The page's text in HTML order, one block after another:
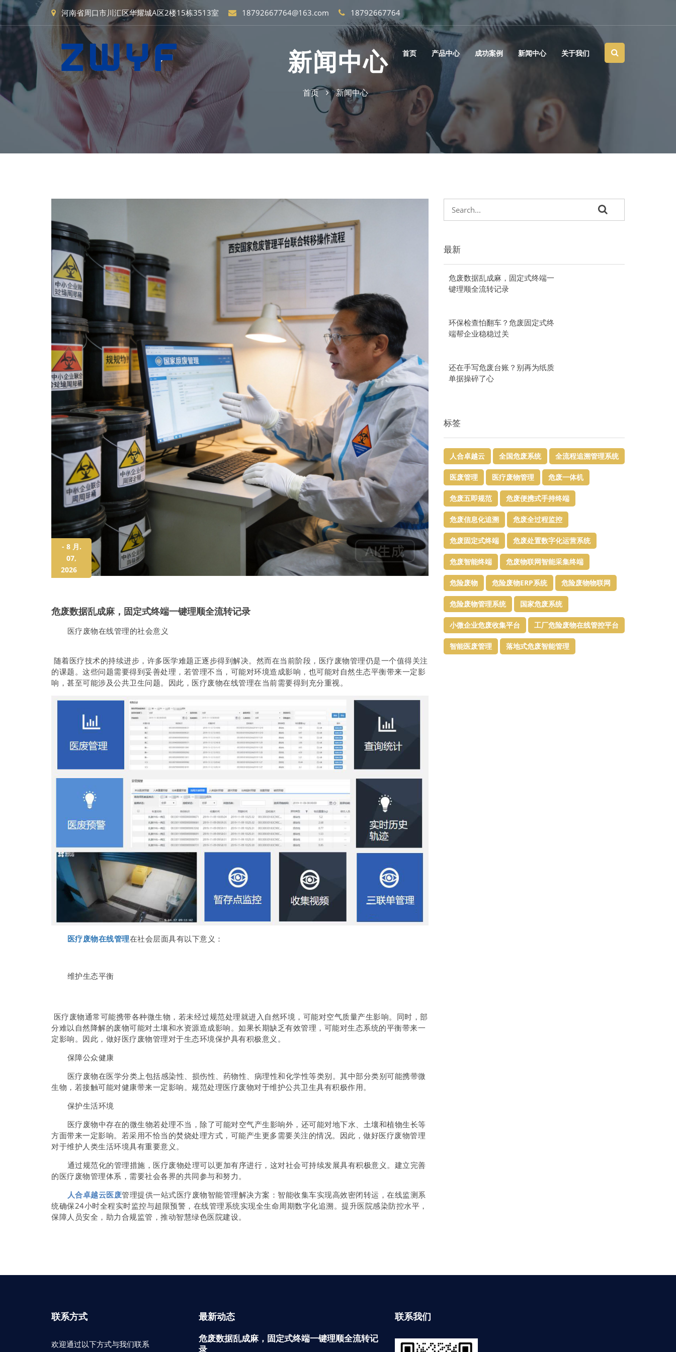
河南省周口市川汇区华耀城A区2楼15栋3513室 18792667764@163.com 18792667764
首页 产品中心 成功案例 新闻中心 关于我们
新闻中心
首页 新闻中心
- 8 月.
07,
2026
危废数据乱成麻，固定式终端一键理顺全流转记录
医疗废物在线管理的社会意义
随着医疗技术的持续进步，许多医学难题正逐步得到解决。然而在当前阶段，医疗废物管理仍是一个值得关注
的课题。这些问题需要得到妥善处理，若管理不当，可能对环境造成影响，也可能对自然生态平衡带来一定影
响，甚至可能涉及公共卫生问题。因此，医疗废物在线管理在当前需要得到充分重视。
医疗废物在线管理在社会层面具有以下意义：
维护生态平衡
医疗废物通常可能携带各种微生物，若未经过规范处理就进入自然环境，可能对空气质量产生影响。同时，部
分难以自然降解的废物可能对土壤和水资源造成影响。如果长期缺乏有效管理，可能对生态系统的平衡带来一
定影响。因此，做好医疗废物管理对于生态环境保护具有积极意义。
保障公众健康
医疗废物在医学分类上包括感染性、损伤性、药物性、病理性和化学性等类别。其中部分类别可能携带微
生物，若接触可能对健康带来一定影响。规范处理医疗废物对于维护公共卫生具有积极作用。
保护生活环境
医疗废物中存在的微生物若处理不当，除了可能对空气产生影响外，还可能对地下水、土壤和植物生长等
方面带来一定影响。若采用不恰当的焚烧处理方式，可能产生更多需要关注的情况。因此，做好医疗废物管理
对于维护人类生活环境具有重要意义。
通过规范化的管理措施，医疗废物处理可以更加有序进行，这对社会可持续发展具有积极意义。建立完善
的医疗废物管理体系，需要社会各界的共同参与和努力。
人合卓越云医废管理提供一站式医疗废物智能管理解决方案：智能收集车实现高效密闭转运，在线监测系
统确保24小时全程实时监控与超限预警，在线管理系统实现全生命周期数字化追溯。提升医院感染防控水平，
保障人员安全，助力合规监管，推动智慧绿色医院建设。
最新
危废数据乱成麻，固定式终端一
键理顺全流转记录
环保检查怕翻车？危废固定式终
端帮企业稳稳过关
还在手写危废台账？别再为纸质
单据操碎了心
标签
人合卓越云 全国危废系统 全流程追溯管理系统
医废管理 医疗废物管理 危废一体机
危废五即规范 危废便携式手持终端
危废信息化追溯 危废全过程监控
危废固定式终端 危废处置数字化运营系统
危废智能终端 危废物联网智能采集终端
危险废物 危险废物ERP系统 危险废物物联网
危险废物管理系统 国家危废系统
小微企业危废收集平台 工厂危险废物在线管控平台
智能医废管理 落地式危废智能管理
联系方式
欢迎通过以下方式与我们联系
最新动态
危废数据乱成麻，固定式终端一键理顺全流转记
录
联系我们